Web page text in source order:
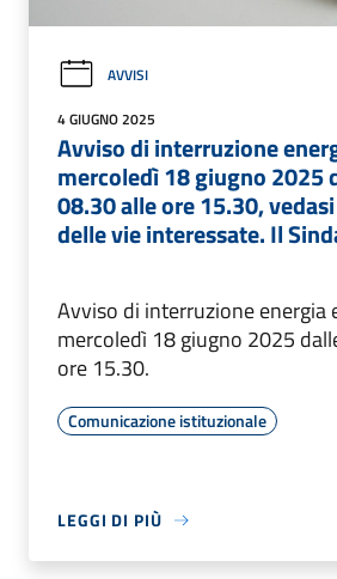
AVVISI
4 GIUGNO 2025
Avviso di interruzione
mercoledì 18 giugno 2025
08.30 alle ore 15.30,
delle vie interessate. Il
Avviso di interruzione energia
mercoledì 18 giugno 2025
ore 15.30.
Comunicazione istituzionale
LEGGI DI PIÙ